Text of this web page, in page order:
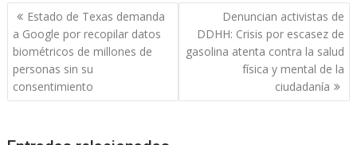
Navegación
de
entradas
Estado de Texas demanda
a Google por recopilar datos
biométricos de millones de
personas sin su
consentimiento
Denuncian activistas de
DDHH: Crisis por escasez de
gasolina atenta contra la salud
física y mental de la
ciudadanía